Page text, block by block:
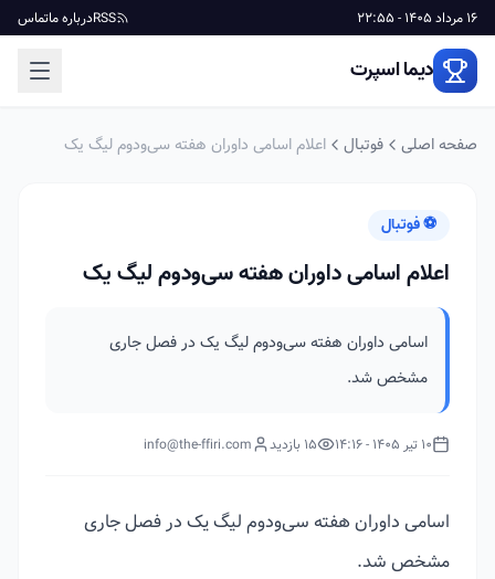
16 مرداد 1405 - 22:55 RSSدرباره ماتماس
دیما اسپرت
صفحه اصلی فوتبال اعلام اسامی داوران هفته سی‌ودوم لیگ یک
⚽ فوتبال
اعلام اسامی داوران هفته سی‌ودوم لیگ یک
اسامی داوران هفته سی‌ودوم لیگ یک در فصل جاری
مشخص شد.
10 تیر 1405 - 14:16 15 بازدید info@the-ffiri.com
اسامی داوران هفته سی‌ودوم لیگ یک در فصل جاری
مشخص شد.